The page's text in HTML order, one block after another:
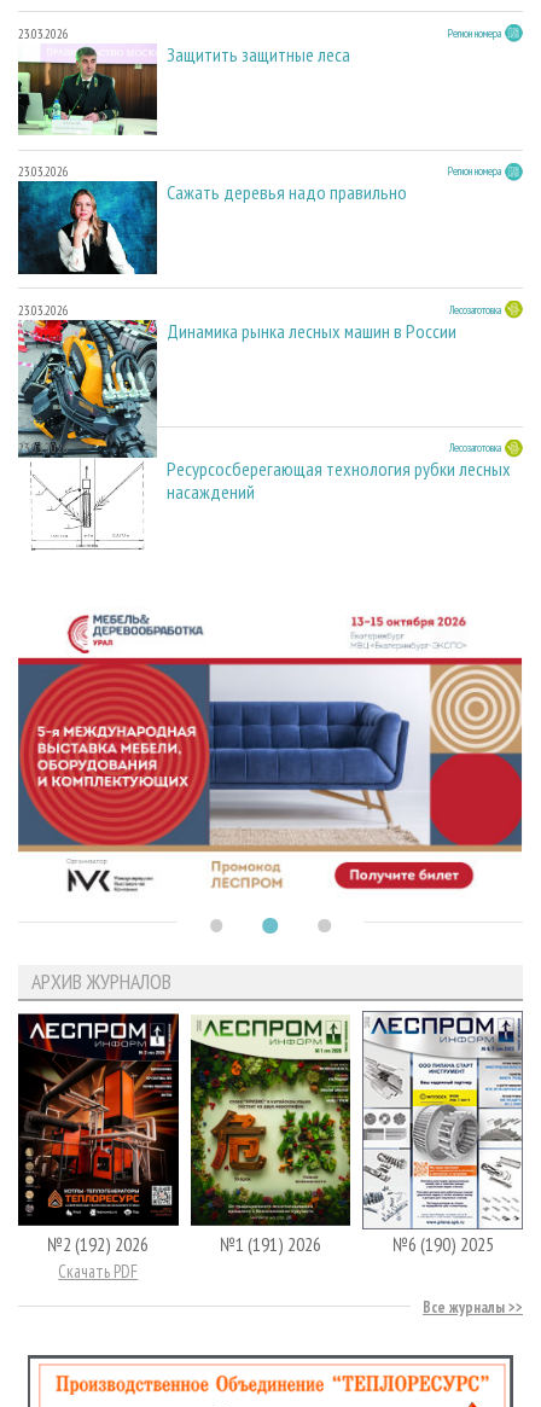
23.03.2026 Регион номера
Защитить защитные леса
23.03.2026 Регион номера
Сажать деревья надо правильно
23.03.2026 Лесозаготовка
Динамика рынка лесных машин в России
23.03.2026 Лесозаготовка
Ресурсосберегающая технология рубки лесных
насаждений
АРХИВ ЖУРНАЛОВ
№2 (192) 2026
Скачать PDF
№1 (191) 2026 №6 (190) 2025
Все журналы